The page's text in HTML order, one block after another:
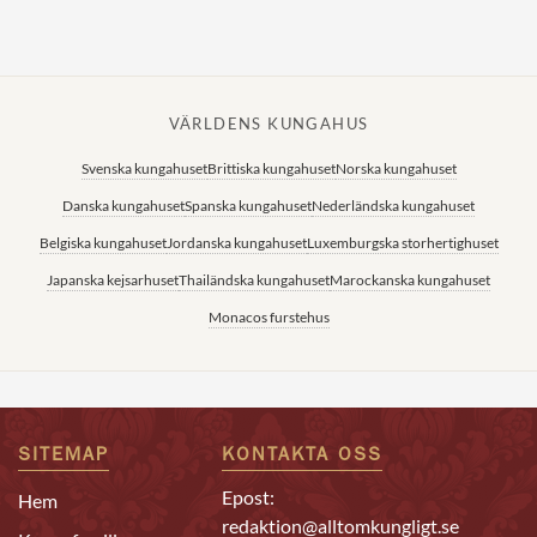
VÄRLDENS KUNGAHUS
Svenska kungahusetBrittiska kungahusetNorska kungahuset
Danska kungahusetSpanska kungahusetNederländska kungahuset
Belgiska kungahusetJordanska kungahusetLuxemburgska storhertighuset
Japanska kejsarhusetThailändska kungahusetMarockanska kungahuset
Monacos furstehus
SITEMAP
Hem
KONTAKTA OSS
Epost:
redaktion@alltomkungligt.se